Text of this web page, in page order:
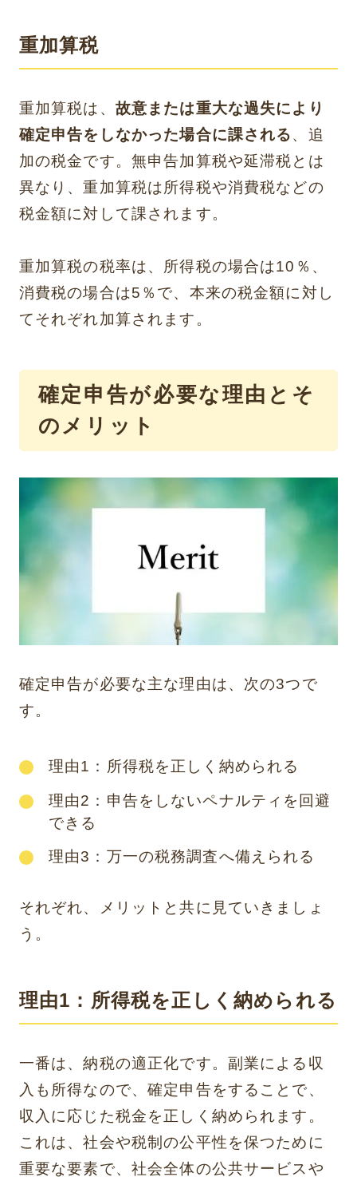
重加算税
重加算税は、 故意または重大な過失により
確定申告をしなかった場合に課される、追
加の税金です。無申告加算税や延滞税とは
異なり、重加算税は所得税や消費税などの
税金額に対して課されます。
重加算税の税率は、所得税の場合は10％、
消費税の場合は5％で、本来の税金額に対し
てそれぞれ加算されます。
確定申告が必要な理由とそ
のメリット
確定申告が必要な主な理由は、次の3つで
す。
理由1：所得税を正しく納められる
理由2：申告をしないペナルティを回避
できる
理由3：万一の税務調査へ備えられる
それぞれ、メリットと共に見ていきましょ
う。
理由1：所得税を正しく納められる
一番は、納税の適正化です。副業による収
入も所得なので、確定申告をすることで、
収入に応じた税金を正しく納められます。
これは、社会や税制の公平性を保つために
重要な要素で、社会全体の公共サービスや